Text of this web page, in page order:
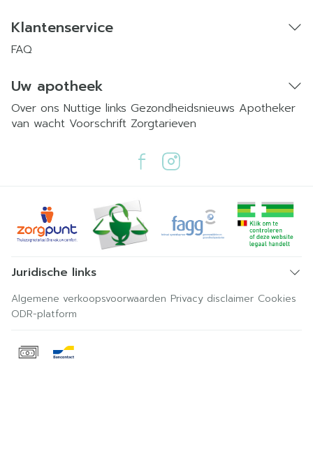
Klantenservice
FAQ
Uw apotheek
Over ons Nuttige links Gezondheidsnieuws Apotheker
van wacht Voorschrift Zorgtarieven
Juridische links
Algemene verkoopsvoorwaarden Privacy disclaimer Cookies
ODR-platform